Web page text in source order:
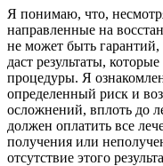
Я понимаю, что,
направленные на
не может быть
даст результаты,
процедуры. Я
определенный риск и
осложнений, вплоть до
должен оплатить все
получения или
отсутствие этого